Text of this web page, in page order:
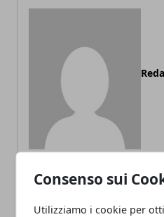
Consenso sui
Utilizziamo i cookie per
ARTICOLI CORRELATI